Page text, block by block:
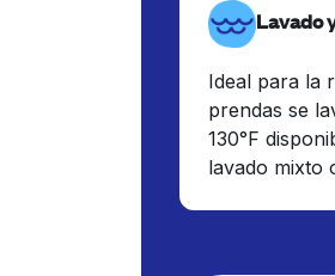
Lavado
Ideal para la
prendas se
130°F
lavado mixto